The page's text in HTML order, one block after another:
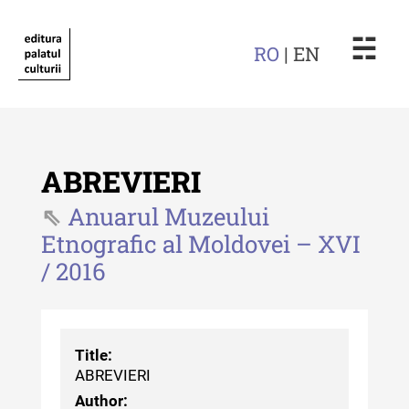
RO | EN ☵
Revista "Cercetări istorice"
Revista "Cercetări istorice" - XLIII
- 2024
Revista "Cercetări istorice" - XLII -
ABREVIERI
Anuarul Muzeului
Etnografic al Moldovei – XVI
/ 2016
Title:
ABREVIERI
Author: